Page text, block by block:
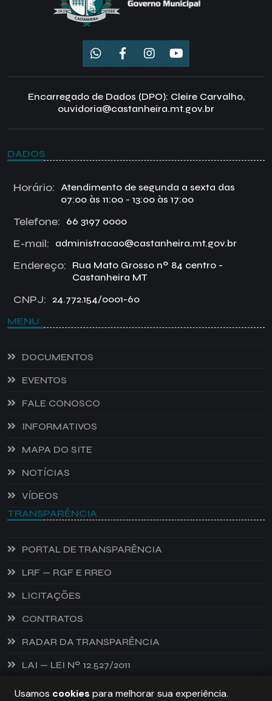
Encarregado de Dados (DPO): Cleire Carvalho,
ouvidoria@castanheira.mt.gov.br
DADOS
Horário:
Atendimento de segunda a sexta das
07:00 às 11:00 - 13:00 às 17:00
Telefone: 66 3197 0000
E-mail: administracao@castanheira.mt.gov.br
Endereço:
Rua Mato Grosso nº 84 centro -
Castanheira MT
CNPJ: 24.772.154/0001-60
MENU
DOCUMENTOS
EVENTOS
FALE CONOSCO
INFORMATIVOS
MAPA DO SITE
NOTÍCIAS
VÍDEOS
TRANSPARÊNCIA
PORTAL DE TRANSPARÊNCIA
LRF — RGF E RREO
LICITAÇÕES
CONTRATOS
RADAR DA TRANSPARÊNCIA
LAI — LEI Nº 12.527/2011
Usamos cookies para melhorar sua experiência.